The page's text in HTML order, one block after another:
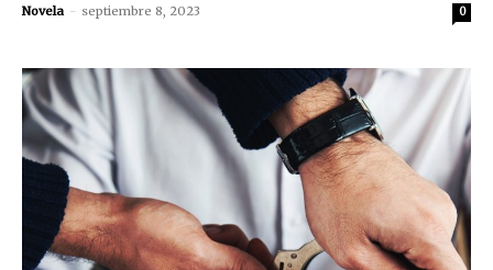
Novela - septiembre 8, 2023 0